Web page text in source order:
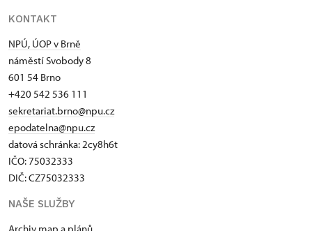
KONTAKT
NPÚ, ÚOP v Brně
náměstí Svobody 8
601 54 Brno
+420 542 536 111
sekretariat.brno@npu.cz
epodatelna@npu.cz
datová schránka: 2cy8h6t​
IČO: 75032333
DIČ: CZ75032333
NAŠE SLUŽBY
Archiv map a plánů